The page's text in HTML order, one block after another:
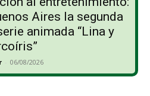
Aires la segunda
animada “Lina y
- 06/08/2026